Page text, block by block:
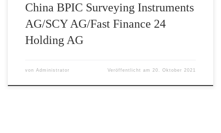
China BPIC Surveying Instruments
AG/SCY AG/Fast Finance 24
Holding AG
von Administrator Veröffentlicht am 20. Oktober 2021